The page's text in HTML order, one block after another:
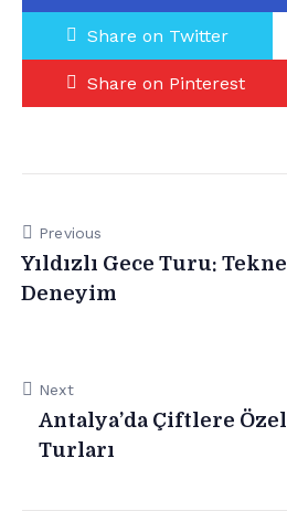
Share on Twitter
Share on Pinterest
Previous
Yıldızlı Gece Turu:
Deneyim
Next
Antalya’da Çiftlere
Turları